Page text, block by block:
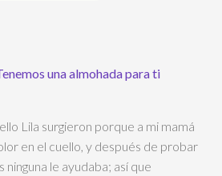
una almohada para ti
Lila surgieron porque a mi mamá
en el cuello, y después de probar
le ayudaba; así que